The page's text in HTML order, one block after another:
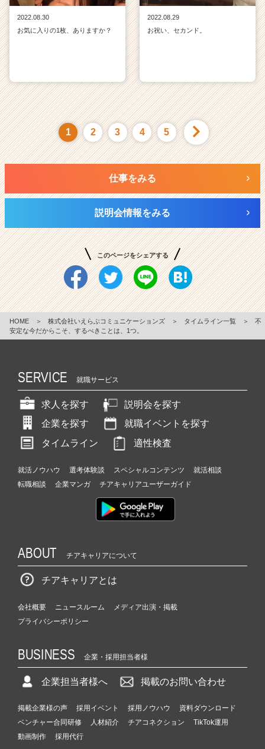
2022.08.30
お気に入りの1枚、ありますか？
2022.08.29
お祝い、セカンド。
1 2 3 4 5
仕事をみる
説明会情報をみる
このページをシェアする
HOME ＞ 株式会社いえらぶコミュニケーションズ ＞ タイムライン一覧 ＞
不
安定な今だからこそ、するべきことは、1つ。
SERVICE 就職サービス
求人を探す
説明会を探す
企業を探す
就職イベントを探す
タイムライン
適性検査
就活ノウハウ 選考体験談 スペシャルコンテンツ
就活相談
転職相談
企業マンガ チアキャリアユーザーガイド
ABOUT チアキャリアについて
チアキャリアとは
会社概要 ニュースルーム
メディア出演・掲載
プライバシーポリシー
BUSINESS 企業・採用担当者様
企業担当者様へ 掲載のお問い合わせ
掲載企業様の声 採用イベント 採用ノウハウ
資料ダウンロード
ベンチャー合同研修
人材紹介 チアコネクション
TikTok運用
動画制作
採用代行